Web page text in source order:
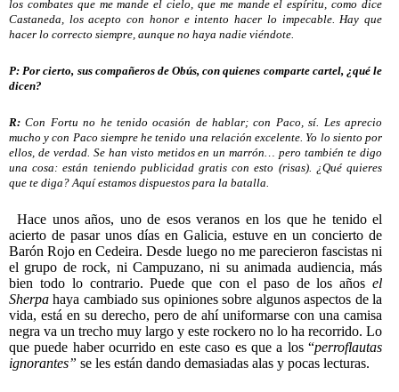
los combates que me mande el cielo, que me mande el espíritu, como dice
Castaneda, los acepto con honor e intento hacer lo impecable. Hay que
hacer lo correcto siempre, aunque no haya nadie viéndote.
P: Por cierto, sus compañeros de Obús, con quienes comparte cartel, ¿qué le
dicen?
R:Con Fortu no he tenido ocasión de hablar; con Paco, sí. Les aprecio
mucho y con Paco siempre he tenido una relación excelente. Yo lo siento por
ellos, de verdad. Se han visto metidos en un marrón… pero también te digo
una cosa: están teniendo publicidad gratis con esto (risas). ¿Qué quieres
que te diga? Aquí estamos dispuestos para la batalla.
Hace unos años, uno de esos veranos en los que he tenido el
acierto de pasar unos días en Galicia, estuve en un concierto de
Barón Rojo en Cedeira. Desde luego no me parecieron fascistas ni
el grupo de rock, ni Campuzano, ni su animada audiencia, más
bien todo lo contrario. Puede que con el paso de los añosel
Sherpa haya cambiado sus opiniones sobre algunos aspectos de la
vida, está en su derecho, pero de ahí uniformarse con una camisa
negra va un trecho muy largo y este rockero no lo ha recorrido. Lo
que puede haber ocurrido en este caso es que a los“perroflautas
ignorantes” se les están dando demasiadas alas y pocas lecturas.